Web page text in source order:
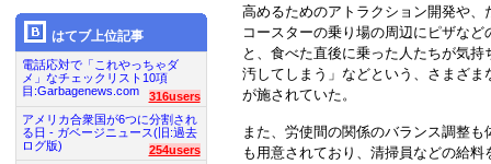
高めるためのアトラクション開発や、
コースターの乗り場の周辺にピザなど
と、食べた直後に乗った人たちが気持
汚してしまう」などという、さまざま
が施されていた。
また、労使間の関係のバランス調整も
も用意されており、清掃員などの給料
はてブ上位記事
電話応対で「これやっちゃダ
メ」なチェックリスト10項
目:Garbagenews.com
316users
アメリカ合衆国が6つに分割され
る日 - ガベージニュース(旧:過去
ログ版)
254users